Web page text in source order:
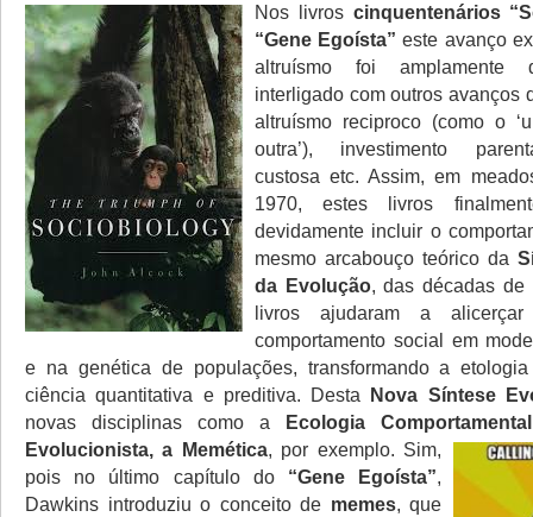
Nos livros cinquentenários
“Gene Egoísta” este avanço
altruísmo foi amplamente
interligado com outros avanços
altruísmo reciproco (como o
outra’), investimento
custosa etc. Assim, em
1970, estes livros
devidamente incluir o
mesmo arcabouço teórico da
da Evolução, das décadas de
livros ajudaram a
comportamento social em
e na genética de populações, transformando a
ciência quantitativa e preditiva. Desta Nova Síntese
novas disciplinas como a Ecologia
Evolucionista, a Memética, por exemplo. Sim,
pois no último capítulo do “Gene Egoísta”,
Dawkins introduziu o conceito de memes, que